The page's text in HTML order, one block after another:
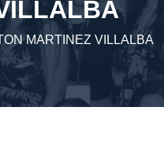
MARTINEZ VILLALBA